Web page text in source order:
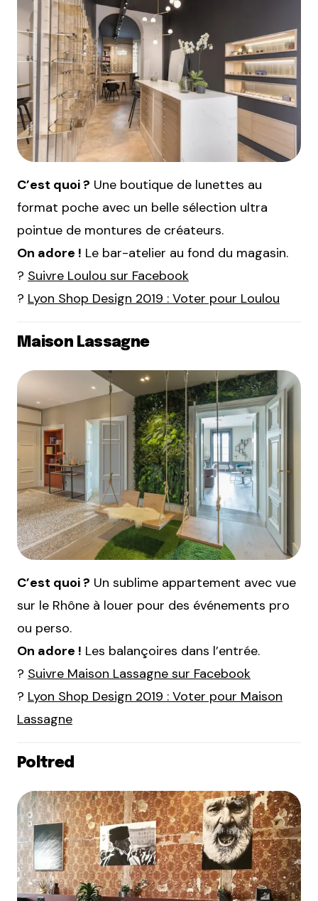
C’est quoi ? Une boutique de lunettes au
format poche avec un belle sélection ultra
pointue de montures de créateurs.
On adore ! Le bar-atelier au fond du magasin.
? Suivre Loulou sur Facebook
? Lyon Shop Design 2019 : Voter pour Loulou
Maison Lassagne
C’est quoi ? Un sublime appartement avec vue
sur le Rhône à louer pour des événements pro
ou perso.
On adore ! Les balançoires dans l’entrée.
? Suivre Maison Lassagne sur Facebook
? Lyon Shop Design 2019 : Voter pour Maison
Lassagne
Poltred